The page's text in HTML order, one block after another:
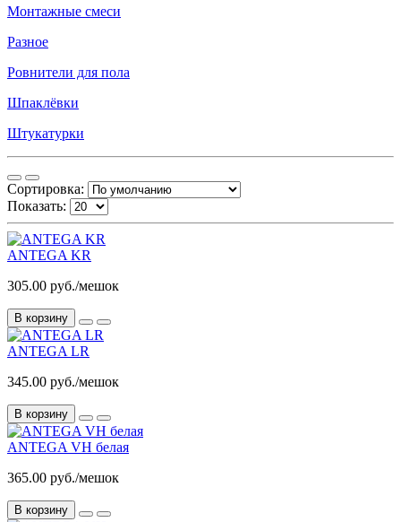
Монтажные смеси
Разное
Ровнители для пола
Шпаклёвки
Штукатурки
Сортировка:
Показать:
ANTEGA KR
305.00 руб./мешок
В корзину
ANTEGA LR
345.00 руб./мешок
В корзину
ANTEGA VH белая
365.00 руб./мешок
В корзину